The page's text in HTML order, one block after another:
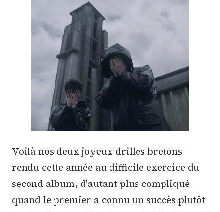
Voilà nos deux joyeux drilles bretons
rendu cette année au difficile exercice du
second album, d'autant plus compliqué
quand le premier a connu un succès plutôt